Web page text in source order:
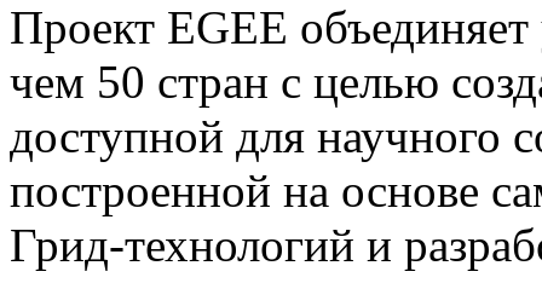
Проект EGEE объединяет
чем 50 стран с целью
доступной для научного
построенной на основе
Грид-технологий и